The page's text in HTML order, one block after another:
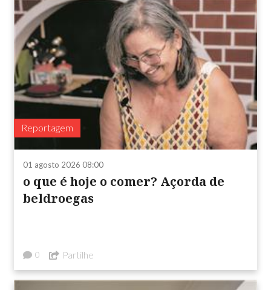
Reportagem
01 agosto 2026 08:00
o que é hoje o comer? Açorda de
beldroegas
0 Partilhe